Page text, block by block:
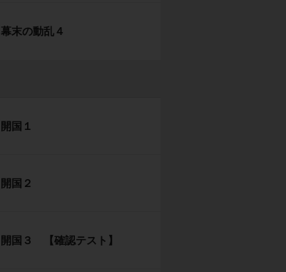
幕末の動乱４
開国１
開国２
開国３ 【確認テスト】